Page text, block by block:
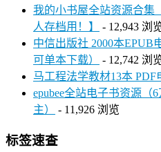
我的小书屋全站资源合集
人存档用！】
- 12,943 浏
中信出版社 2000本EPUB
可单本下载）
- 12,742 浏
马工程法学教材13本 PDF
epubee全站电子书资源（
主）
- 11,926 浏览
标签速查